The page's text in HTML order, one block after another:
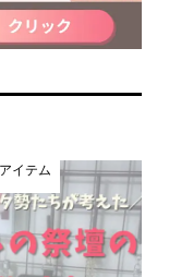
イテム